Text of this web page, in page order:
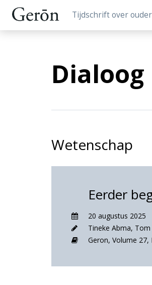
Tijdschrift over
Dialoog
Wetenschap
Eerder
20 augustus 2025
Tineke Abma, Tom
Geron, Volume 27,